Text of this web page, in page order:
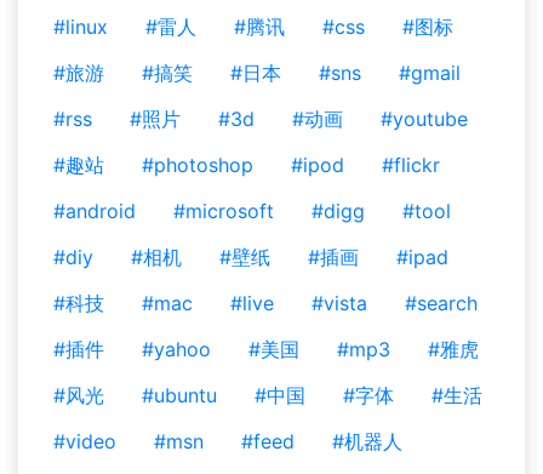
#linux
#雷人 #腾讯 #css
#图标
#旅游
#搞笑 #日本 #sns
#gmail
#rss
#照片 #3d #动画
#youtube
#趣站
#photoshop #ipod
#flickr
#android
#microsoft #digg
#tool
#diy
#相机 #壁纸 #插画
#ipad
#科技
#mac #live #vista
#search
#插件
#yahoo #美国 #mp3
#雅虎
#风光
#ubuntu #中国 #字体
#生活
#video
#msn #feed
#机器人